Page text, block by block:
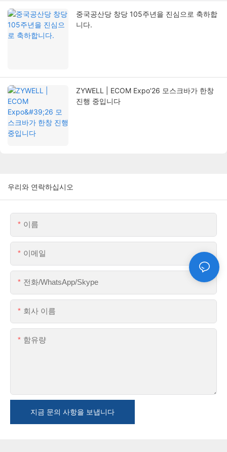
중국공산당 창당 105주년을 진심으로 축하합
니다.
ZYWELL | ECOM Expo'26 모스크바가 한창
진행 중입니다
우리와 연락하십시오
이름
이메일
전화/WhatsApp/Skype
회사 이름
함유량
지금 문의 사항을 보냅니다